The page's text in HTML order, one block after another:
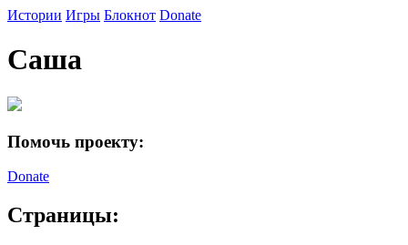
Истории Игры Блокнот Donate
Саша
Помочь проекту:
Donate
Страницы: